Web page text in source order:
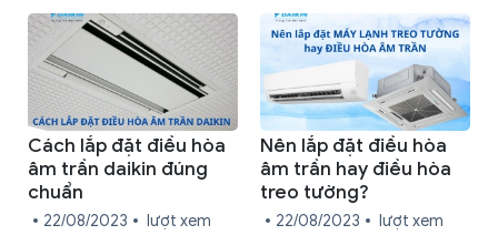
Cách lắp đặt điều hòa
âm trần daikin đúng
chuẩn
22/08/2023 lượt xem
Nên lắp đặt điều hòa
âm trần hay điều hòa
treo tường?
22/08/2023 lượt xem